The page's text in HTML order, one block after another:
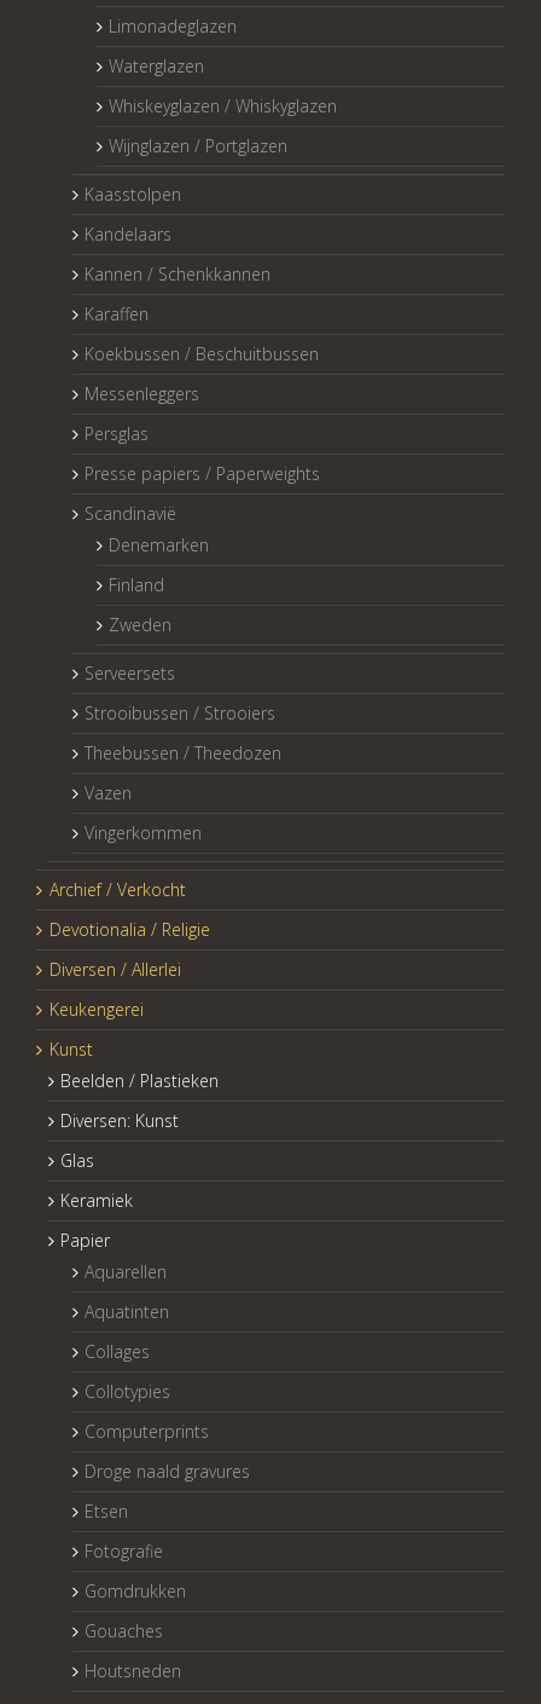
Limonadeglazen
Waterglazen
Whiskeyglazen / Whiskyglazen
Wijnglazen / Portglazen
Kaasstolpen
Kandelaars
Kannen / Schenkkannen
Karaffen
Koekbussen / Beschuitbussen
Messenleggers
Persglas
Presse papiers / Paperweights
Scandinavië
Denemarken
Finland
Zweden
Serveersets
Strooibussen / Strooiers
Theebussen / Theedozen
Vazen
Vingerkommen
Archief / Verkocht
Devotionalia / Religie
Diversen / Allerlei
Keukengerei
Kunst
Beelden / Plastieken
Diversen: Kunst
Glas
Keramiek
Papier
Aquarellen
Aquatinten
Collages
Collotypies
Computerprints
Droge naald gravures
Etsen
Fotografie
Gomdrukken
Gouaches
Houtsneden